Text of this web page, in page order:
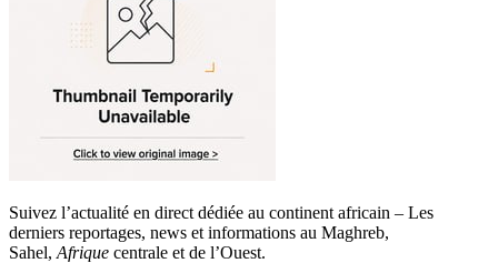
Suivez l’actualité en direct dédiée au continent africain – Les
derniers reportages, news et informations au Maghreb,
Sahel, Afrique centrale et de l’Ouest.